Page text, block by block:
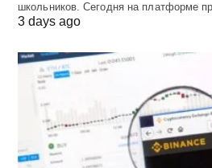
школьников. Сегодня на платформе
3 days ago